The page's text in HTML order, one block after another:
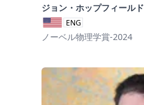
ジョン・ホップフィールド
ENG
ノーベル物理学賞-2024